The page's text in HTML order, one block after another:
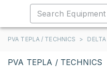
PVA TEPLA / TECHNICS >
PVA TEPLA / TECHNICS